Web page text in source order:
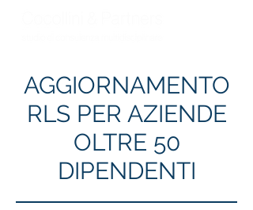
AGGIORNAMENTO
RLS PER AZIENDE
OLTRE 50
DIPENDENTI